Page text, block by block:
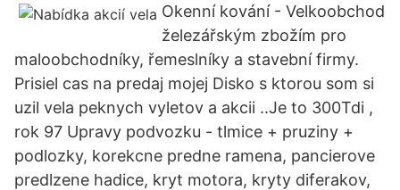
Okenní kování - Velkoobchod
železářským zbožím pro
maloobchodníky, řemeslníky a stavební firmy.
Prisiel cas na predaj mojej Disko s ktorou som si
uzil vela peknych vyletov a akcii ..Je to 300Tdi ,
rok 97 Upravy podvozku - tlmice + pruziny +
podlozky, korekcne predne ramena, pancierove
predlzene hadice, kryt motora, kryty diferakov,